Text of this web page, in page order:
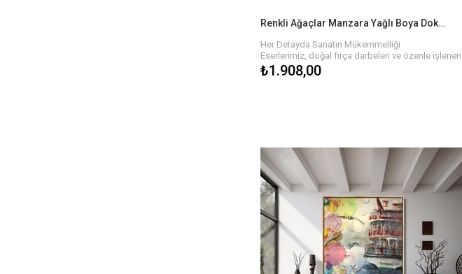
Renkli Ağaçlar Manzara Yağlı Boya Dokulu Tablo
Her Detayda Sanatın Mükemmelliği
Eserlerimiz, doğal fırça darbeleri ve özenle işlenen
detaylarla hayat buluyor. Yağlı boyaların zengin
dokusu, tablonun her köşesinde derinlik ve hareket
kaliteli yağlı boya dokulu tablolar ile evinizin ya da
ofisinizin atmosferini baştan yaratın. Farklı temalar,
renkler ve boyutlarla, hayalinizdeki tabloyu
bulmanız çok kolay!
Bize Ulaşın ve Sanatı Hayatınıza Dahil Edin!
Siz de sanatın büyüsünden yararlanmak ve evinize
anlam katmak için hemen koleksiyonumuzu
keşfedin. Her biri kendine özgü olan bu tablolara
sahip olmak için birkaç adımda siparişinizi
verebilirsiniz.
₺1.908,00